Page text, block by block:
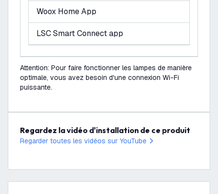
Woox Home App
LSC Smart Connect app
Attention: Pour faire fonctionner les lampes de manière
optimale, vous avez besoin d'une connexion Wi-Fi
puissante.
Regardez la vidéo d'installation de ce produit
Regarder toutes les vidéos sur YouTube